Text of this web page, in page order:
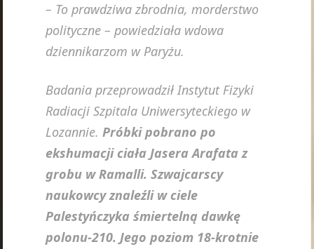
– To prawdziwa zbrodnia, morderstwo
polityczne – powiedziała wdowa
dziennikarzom w Paryżu.
Badania przeprowadził Instytut Fizyki
Radiacji Szpitala Uniwersyteckiego w
Lozannie.Próbki pobrano po
ekshumacji ciała Jasera Arafata z
grobu w Ramalli. Szwajcarscy
naukowcy znaleźli w ciele
Palestyńczyka śmiertelną dawkę
polonu-210. Jego poziom 18-krotnie